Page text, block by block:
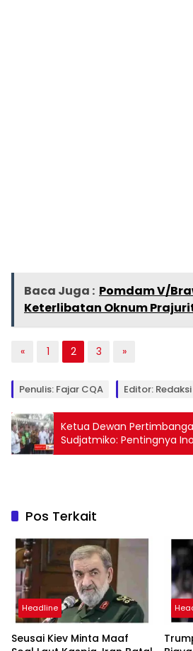
Baca Juga : Pomdam V/
Keterlibatan Oknum
« 1 2 3 »
Penulis: Fajar CQA Editor:
Ketua Dewan
Sudjatmiko: Pentingnya Inovasi dan Iptek
Dalam Seni Budaya
Pos Terkait
Headline
Seusai Kiev Minta Maaf